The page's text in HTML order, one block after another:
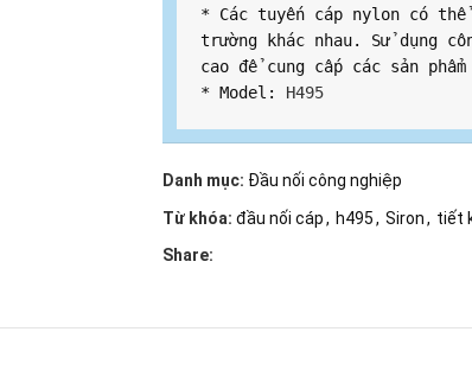
* Các tuyến cáp nylon có thể
trường khác nhau. Sử dụng
cao để cung cấp các sản
* Model: H495
Danh mục: Đầu nối công nghiệp
Từ khóa: đầu nối cáp, h495, Siron, tiết
Share: